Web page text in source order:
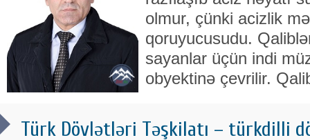
olmur, çünki acizlik
qoruyucusudu.
sayanlar üçün indi
obyektinə çevrilir.
Türk Dövlətləri Təşkilatı – türkdilli